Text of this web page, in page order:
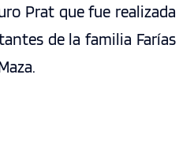
Prat que fue realizada
de la familia Farías